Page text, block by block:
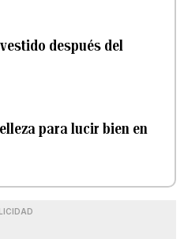
después del
para lucir bien en